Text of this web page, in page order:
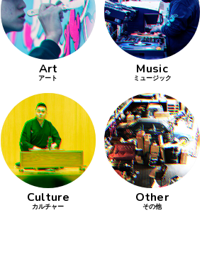
Art
アート
Music
ミュージック
Culture
カルチャー
Other
その他